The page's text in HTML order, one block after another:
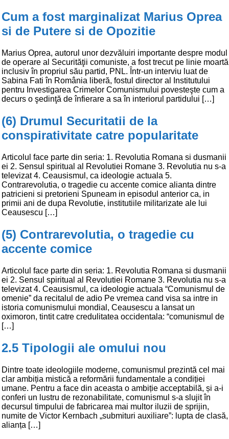
Cum a fost marginalizat Marius Oprea
si de Putere si de Opozitie
Marius Oprea, autorul unor dezvăluiri importante despre modul
de operare al Securităţii comuniste, a fost trecut pe linie moartă
inclusiv în propriul său partid, PNL. Într-un interviu luat de
Sabina Fati în România liberă, fostul director al Institutului
pentru Investigarea Crimelor Comunismului povesteşte cum a
decurs o şedinţă de înfierare a sa în interiorul partidului […]
(6) Drumul Securitatii de la
conspirativitate catre popularitate
Articolul face parte din seria: 1. Revolutia Romana si dusmanii
ei 2. Sensul spiritual al Revolutiei Romane 3. Revolutia nu s-a
televizat 4. Ceausismul, ca ideologie actuala 5.
Contrarevolutia, o tragedie cu accente comice alianta dintre
patricieni si pretorieni Spuneam in episodul anterior ca, in
primii ani de dupa Revolutie, institutiile militarizate ale lui
Ceausescu […]
(5) Contrarevolutia, o tragedie cu
accente comice
Articolul face parte din seria: 1. Revolutia Romana si dusmanii
ei 2. Sensul spiritual al Revolutiei Romane 3. Revolutia nu s-a
televizat 4. Ceausismul, ca ideologie actuala “Comunismul de
omenie” da recitalul de adio Pe vremea cand visa sa intre in
istoria comunismului mondial, Ceausescu a lansat un
oximoron, tintit catre credulitatea occidentala: “comunismul de
[…]
2.5 Tipologii ale omului nou
Dintre toate ideologiile moderne, comunismul prezintă cel mai
clar ambiția mistică a reformării fundamentale a condiției
umane. Pentru a face din aceasta o ambiție acceptabilă, și a-i
conferi un lustru de rezonabilitate, comunismul s-a slujit în
decursul timpului de fabricarea mai multor iluzii de sprijin,
numite de Victor Kernbach „submituri auxiliare”: lupta de clasă,
alianța […]